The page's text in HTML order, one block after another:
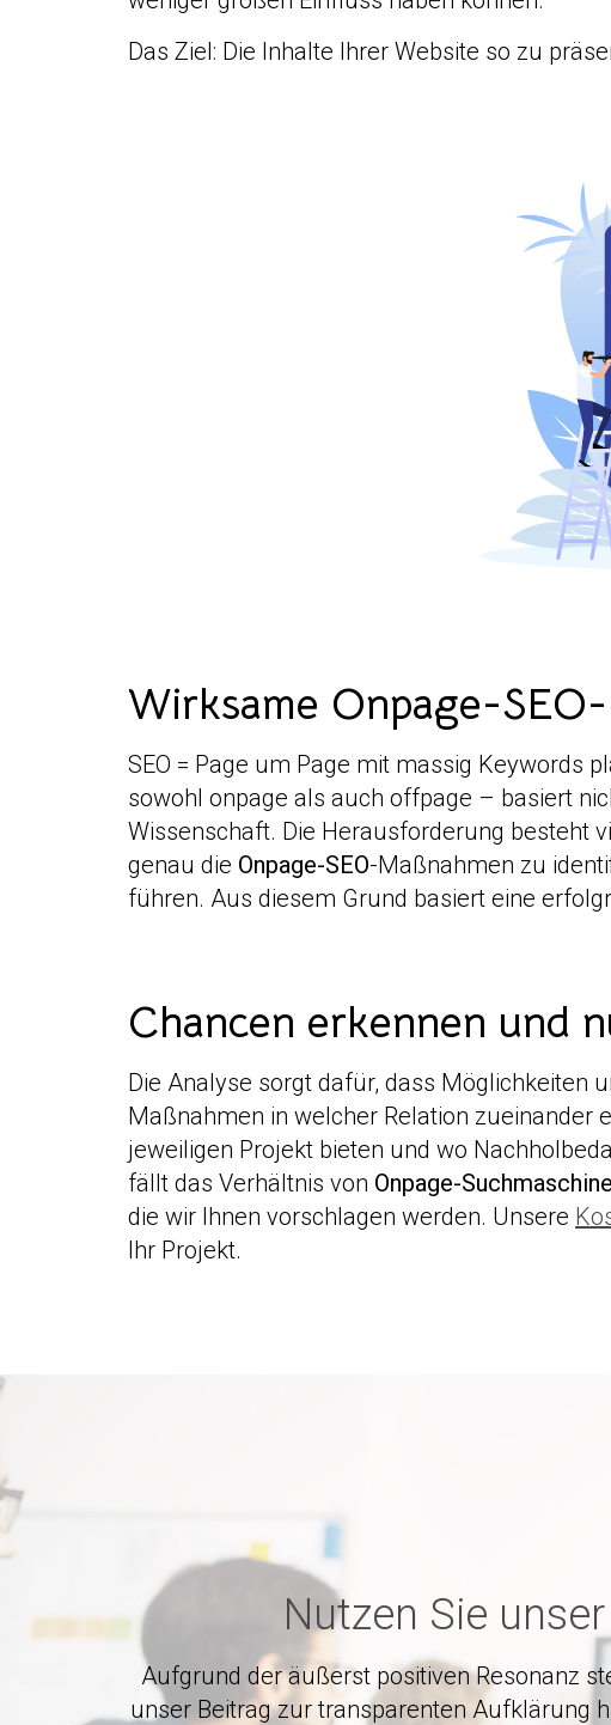
Das Ziel: Die Inhalte Ihrer Website so zu
Wirksame Onpage-
SEO = Page um Page mit massig Keywords
sowohl onpage als auch offpage – basiert
Wissenschaft. Die Herausforderung besteht
genau die Onpage-SEO-Maßnahmen zu
führen. Aus diesem Grund basiert eine
Chancen erkennen und
Die Analyse sorgt dafür, dass Möglichkeiten
Maßnahmen in welcher Relation zueinander
jeweiligen Projekt bieten und wo
fällt das Verhältnis von Onpage-
die wir Ihnen vorschlagen werden. Unsere
Ihr Projekt.
Nutzen Sie
Aufgrund der äußerst positiven Resonanz
unser Beitrag zur transparenten Aufklärung